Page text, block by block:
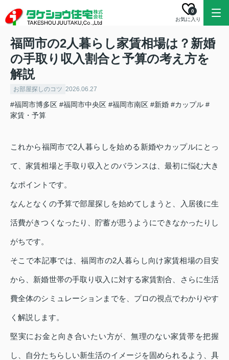
お気に入り
0
福岡市の2人暮らし家賃相場は？新婚
の手取り収入割合と予算の考え方を
解説
お部屋探しのコツ 2026.06.27
#福岡市博多区 #福岡市中央区 #福岡市南区 #新婚 #カップル #
家賃・予算
これから福岡市で2人暮らしを始める新婚やカップルにとっ
て、家賃相場と手取り収入とのバランスは、最初に悩む大き
なポイントです。
なんとなくの予算で部屋探しを始めてしまうと、入居後に生
活費がきつくなったり、貯蓄が思うようにできなかったりし
がちです。
そこで本記事では、福岡市の2人暮らし向け家賃相場の目安
から、新婚世帯の手取り収入に対する家賃割合、さらに生活
費全体のシミュレーションまでを、プロの視点でわかりやす
く解説します。
堅実にお金と向き合いたい方が、無理のない家賃帯を把握
し、自分たちらしい新生活のイメージを固められるよう、具